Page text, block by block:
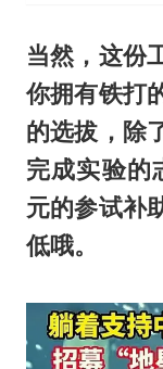
当然，这份
你拥有铁打
的选拔，除
完成实验的
元的参试补
低哦。